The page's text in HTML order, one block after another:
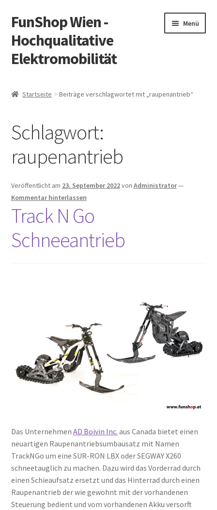
Zur
Navigation
springen
Zum
Inhalt
springen
FunShop Wien -
Hochqualitative
Elektromobilität
Menü
öffnen
Vorsicht Internetbetrug
Über FunShop
Impressum
Zum Onlineshop in der Web Version
Startseite Beiträge verschlagwortet mit „raupenantrieb“
Schlagwort:
raupenantrieb
Veröffentlicht am 23. September 2022von Administrator—
Kommentar hinterlassen
Track N Go
Schneeantrieb
Das Unternehmen AD Boivin Inc. aus Canada bietet einen
neuartigen Raupenantriebsumbausatz mit Namen
TrackNGo um eine SUR-RON LBX oder SEGWAY X260
schneetauglich zu machen. Dazu wird das Vorderrad durch
einen Schieaufsatz ersetzt und das Hinterrad durch einen
Raupenantrieb der wie gewohnt mit der vorhandenen
Steuerung bedient und vom vorhandenen Akku versorft